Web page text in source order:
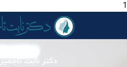
1
دکتر نابت